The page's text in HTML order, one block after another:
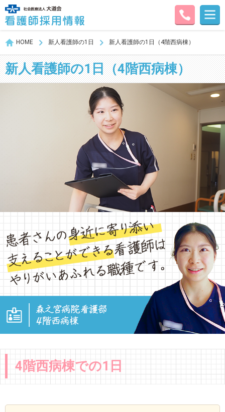
HOME 新人看護師の1日 新人看護師の1日（4階西病棟）
新人看護師の1日（4階西病棟）
4階西病棟での1日